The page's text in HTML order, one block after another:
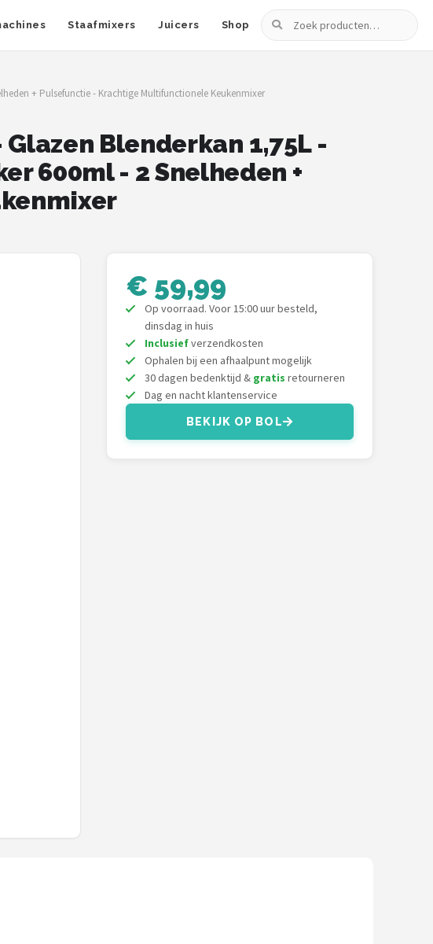
Staafmixers Juicers Shop
Zoeken
+ Pulsefunctie - Krachtige Multifunctionele Keukenmixer
Glazen Blenderkan 1,75L -
600ml - 2 Snelheden +
€ 59,99
Op voorraad. Voor 15:00 uur besteld,
dinsdag in huis
Inclusiefverzendkosten
Ophalen bij een afhaalpunt mogelijk
30 dagen bedenktijd & gratis retourneren
Dag en nacht klantenservice
BEKIJK OP BOL